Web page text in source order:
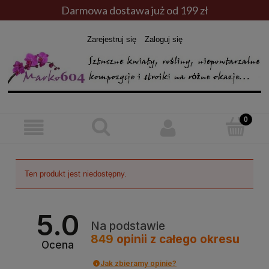
Darmowa dostawa już od 199 zł
Zarejestruj się Zaloguj się
Ten produkt jest niedostępny.
5.0
Ocena
Na podstawie
849 opinii z całego okresu
Jak zbieramy opinie?